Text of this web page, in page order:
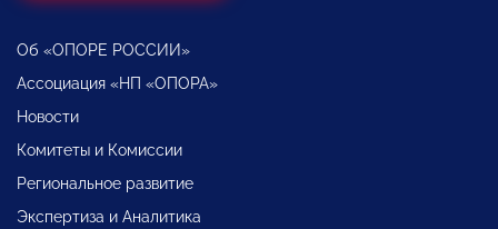
Об «ОПОРЕ РОССИИ»
Ассоциация «НП «ОПОРА»
Новости
Комитеты и Комиссии
Региональное развитие
Экспертиза и Аналитика